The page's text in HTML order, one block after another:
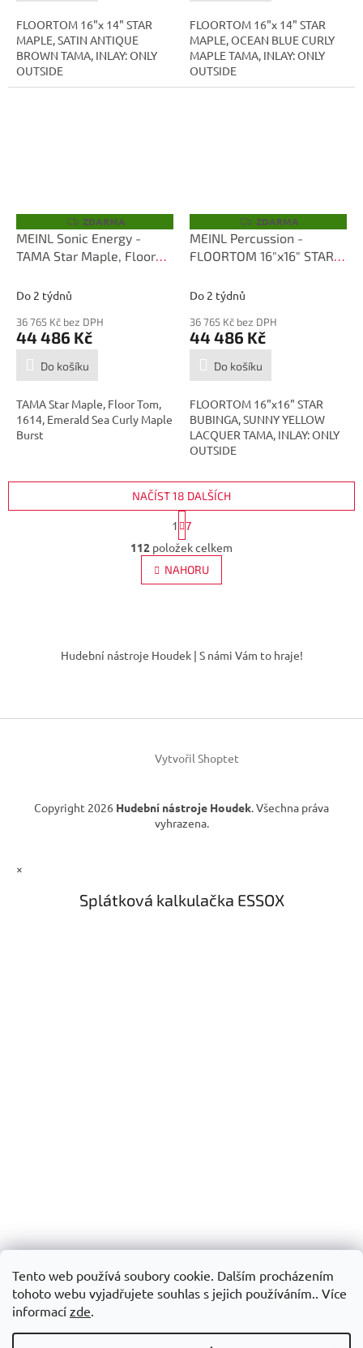
Tento web používá soubory cookie. Dalším procházením
tohoto webu vyjadřujete souhlas s jejich používáním.. Více
informací zde.
FLOORTOM 16"x 14" STAR
MAPLE, SATIN ANTIQUE
BROWN TAMA, INLAY: ONLY
OUTSIDE
FLOORTOM 16"x 14" STAR
MAPLE, OCEAN BLUE CURLY
MAPLE TAMA, INLAY: ONLY
OUTSIDE
Z
D
A
R
ZDARMA
MEINL Sonic Energy -
TAMA Star Maple, Floor
Curly Maple Burst
Do 2 týdnů
36 765 Kč bez DPH
44 486 Kč
Do košíku
TAMA Star Maple, Floor Tom,
1614, Emerald Sea Curly Maple
Burst
Z
D
A
R
ZDARMA
MEINL Percussion -
FLOORTOM 16"x16" STAR
Do 2 týdnů
36 765 Kč bez DPH
44 486 Kč
Do košíku
FLOORTOM 16"x16" STAR
BUBINGA, SUNNY YELLOW
LACQUER TAMA, INLAY: ONLY
OUTSIDE
O
v
l
á
p
y
ý
s
u
NAČÍST 18 DALŠÍCH
t
r
á
n
k
í
1
7
112 položek celkem
NAHORU
í
Hudební nástroje Houdek | S námi Vám to hraje!
Vytvořil Shoptet
Copyright 2026 Hudební nástroje Houdek. Všechna práva
vyhrazena.
×
Splátková kalkulačka ESSOX